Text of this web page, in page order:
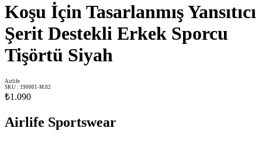
Koşu İçin Tasarlanmış Yansıtıcı
Şerit Destekli Erkek Sporcu
Tişörtü Siyah
Airlife
SKU : 190001-M.02
₺1.090
Airlife Sportswear